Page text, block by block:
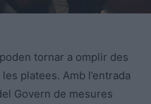
tornar a omplir des
platees. Amb l’entrada
Govern de mesures